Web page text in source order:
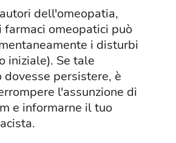
dell'omeopatia,
farmaci omeopatici può
i disturbi
iniziale). Se tale
persistere, è
l'assunzione di
e informarne il tuo